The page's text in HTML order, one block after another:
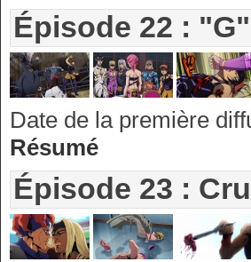
Épisode 22 :
Date de la première
Résumé
Épisode 23 :